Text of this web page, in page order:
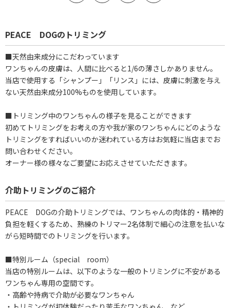
PEACE DOGのトリミング
■天然由来成分にこだわっています
ワンちゃんの皮膚は、人間に比べると1/6の薄さしかありません。
当店で使用する「シャンプー」「リンス」には、皮膚に刺激を与え
ない天然由来成分100%ものを使用しています。
■トリミング中のワンちゃんの様子を見ることができます
初めてトリミングをお考えの方や我が家のワンちゃんにどのような
トリミングをすればいいのか迷われている方はお気軽に当店までお
問い合わせください。
オーナー様の様々なご要望にお応えさせていただきます。
介助トリミングのご紹介
PEACE DOGの介助トリミングでは、ワンちゃんの肉体的・精神的
負担を軽くするため、熟練のトリマー2名体制で細心の注意を払いな
がら短時間でのトリミングを行います。
■特別ルーム（special room）
当店の特別ルームは、以下のような一般のトリミングに不安がある
ワンちゃん専用の空間です。
・高齢や持病で介助が必要なワンちゃん